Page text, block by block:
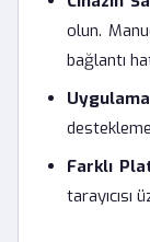
olun.
bağlantı
Farklı
tarayıcısı